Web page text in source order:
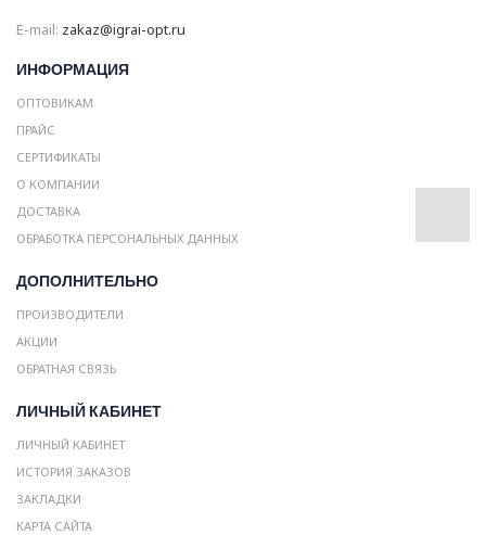
E-mail: zakaz@igrai-opt.ru
ИНФОРМАЦИЯ
ОПТОВИКАМ
ПРАЙС
СЕРТИФИКАТЫ
О КОМПАНИИ
ДОСТАВКА
ОБРАБОТКА ПЕРСОНАЛЬНЫХ ДАННЫХ
ДОПОЛНИТЕЛЬНО
ПРОИЗВОДИТЕЛИ
АКЦИИ
ОБРАТНАЯ СВЯЗЬ
ЛИЧНЫЙ КАБИНЕТ
ЛИЧНЫЙ КАБИНЕТ
ИСТОРИЯ ЗАКАЗОВ
ЗАКЛАДКИ
КАРТА САЙТА